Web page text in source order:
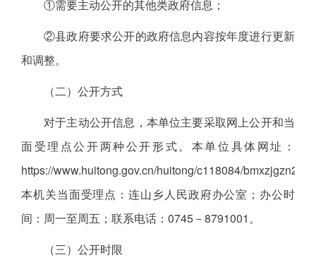
①需要主动公开的其他类政府信息；
②县政府要求公开的政府信息内容按年度进行更新
和调整。
（二）公开方式
对于主动公开信息，本单位主要采取网上公开和当
面受理点公开两种公开形式。本单位具体网址：
https://www.huitong.gov.cn/huitong/c118084/
本机关当面受理点：连山乡人民政府办公室；办公时
间：周一至周五；联系电话：0745－8791001。
（三）公开时限